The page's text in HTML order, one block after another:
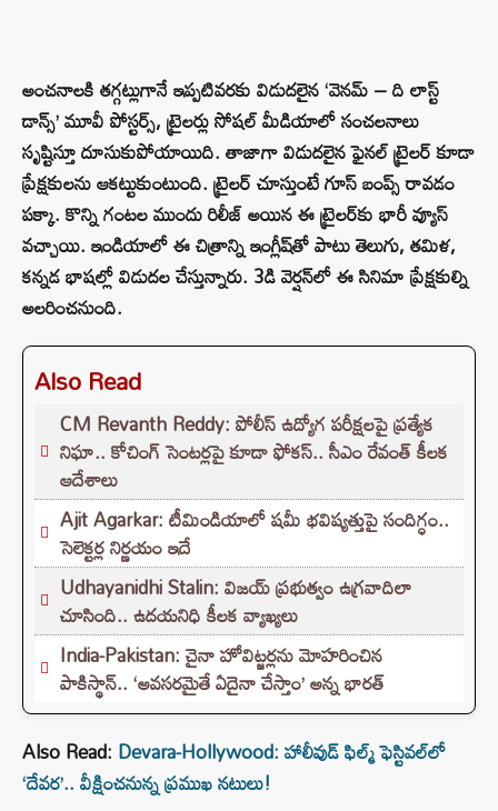
అంచ‌నాల‌కి త‌గ్గ‌ట్లుగానే ఇప్ప‌టివ‌ర‌కు విడుద‌లైన ‘వెనమ్ – ది లాస్ట్
డాన్స్’ మూవీ పోస్టర్స్, ట్రైల‌ర్లు సోష‌ల్ మీడియాలో సంచ‌ల‌నాలు
సృష్టిస్తూ దూసుకుపోయాయిది. తాజాగా విడుద‌లైన ఫైన‌ల్ ట్రైల‌ర్ కూడా
ప్రేక్ష‌కులను ఆక‌ట్టుకుంటుంది. ట్రైల‌ర్ చూస్తుంటే గూస్ బంప్స్ రావడం
పక్కా. కొన్ని గంటల ముందు రిలీజ్ అయిన ఈ ట్రైలర్‌కు భారీ వ్యూస్
వచ్చాయి. ఇండియాలో ఈ చిత్రాన్ని ఇంగ్లీష్‌తో పాటు తెలుగు, త‌మిళ‌,
క‌న్న‌డ భాషల్లో విడుద‌ల చేస్తున్నారు. 3డి వెర్ష‌న్‌లో ఈ సినిమా ప్రేక్ష‌కుల్ని
అల‌రించ‌నుంది.
Also Read
CM Revanth Reddy: పోలీస్ ఉద్యోగ పరీక్షలపై ప్రత్యేక
నిఘా.. కోచింగ్ సెంటర్లపై కూడా ఫోకస్.. సీఎం రేవంత్ కీలక
ఆదేశాలు
Ajit Agarkar: టీమిండియాలో షమీ భవిష్యత్తుపై సందిగ్ధం..
సెలెక్టర్ల నిర్ణయం ఇదే
Udhayanidhi Stalin: విజయ్ ప్రభుత్వం ఉగ్రవాదిలా
చూసింది.. ఉదయనిధి కీలక వ్యాఖ్యలు
India-Pakistan: చైనా హోవిట్జర్లను మోహరించిన
పాకిస్థాన్.. ‘అవసరమైతే ఏదైనా చేస్తాం’ అన్న భారత్
Also Read: Devara-Hollywood: హాలీవుడ్‌ ఫిల్మ్‌ ఫెస్టివల్‌లో
‘దేవర’.. వీక్షించనున్న ప్రముఖ నటులు!